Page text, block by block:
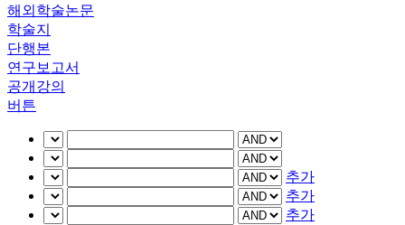
해외학술논문
학술지
단행본
연구보고서
공개강의
버튼
추가
추가
추가